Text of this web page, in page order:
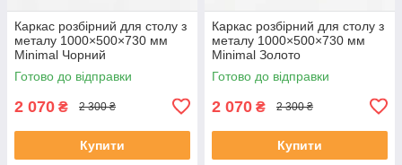
Каркас розбірний для столу з
металу 1000×500×730 мм
Minimal Чорний
Готово до відправки
2 070 ₴ 2 300 ₴
Купити
Каркас розбірний для столу з
металу 1000×500×730 мм
Minimal Золото
Готово до відправки
2 070 ₴ 2 300 ₴
Купити